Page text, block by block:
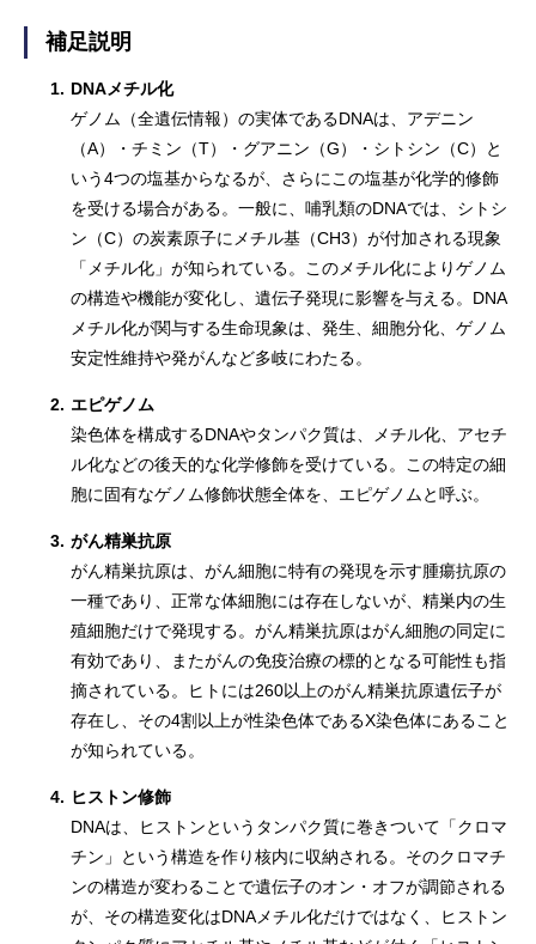
補足説明
1. DNAメチル化
ゲノム（全遺伝情報）の実体であるDNAは、アデニン
（A）・チミン（T）・グアニン（G）・シトシン（C）と
いう4つの塩基からなるが、さらにこの塩基が化学的修飾
を受ける場合がある。一般に、哺乳類のDNAでは、シトシ
ン（C）の炭素原子にメチル基（CH3）が付加される現象
「メチル化」が知られている。このメチル化によりゲノム
の構造や機能が変化し、遺伝子発現に影響を与える。DNA
メチル化が関与する生命現象は、発生、細胞分化、ゲノム
安定性維持や発がんなど多岐にわたる。
2. エピゲノム
染色体を構成するDNAやタンパク質は、メチル化、アセチ
ル化などの後天的な化学修飾を受けている。この特定の細
胞に固有なゲノム修飾状態全体を、エピゲノムと呼ぶ。
3. がん精巣抗原
がん精巣抗原は、がん細胞に特有の発現を示す腫瘍抗原の
一種であり、正常な体細胞には存在しないが、精巣内の生
殖細胞だけで発現する。がん精巣抗原はがん細胞の同定に
有効であり、またがんの免疫治療の標的となる可能性も指
摘されている。ヒトには260以上のがん精巣抗原遺伝子が
存在し、その4割以上が性染色体であるX染色体にあること
が知られている。
4. ヒストン修飾
DNAは、ヒストンというタンパク質に巻きついて「クロマ
チン」という構造を作り核内に収納される。そのクロマチ
ンの構造が変わることで遺伝子のオン・オフが調節される
が、その構造変化はDNAメチル化だけではなく、ヒストン